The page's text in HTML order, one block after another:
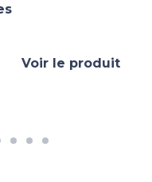
Voir le produit